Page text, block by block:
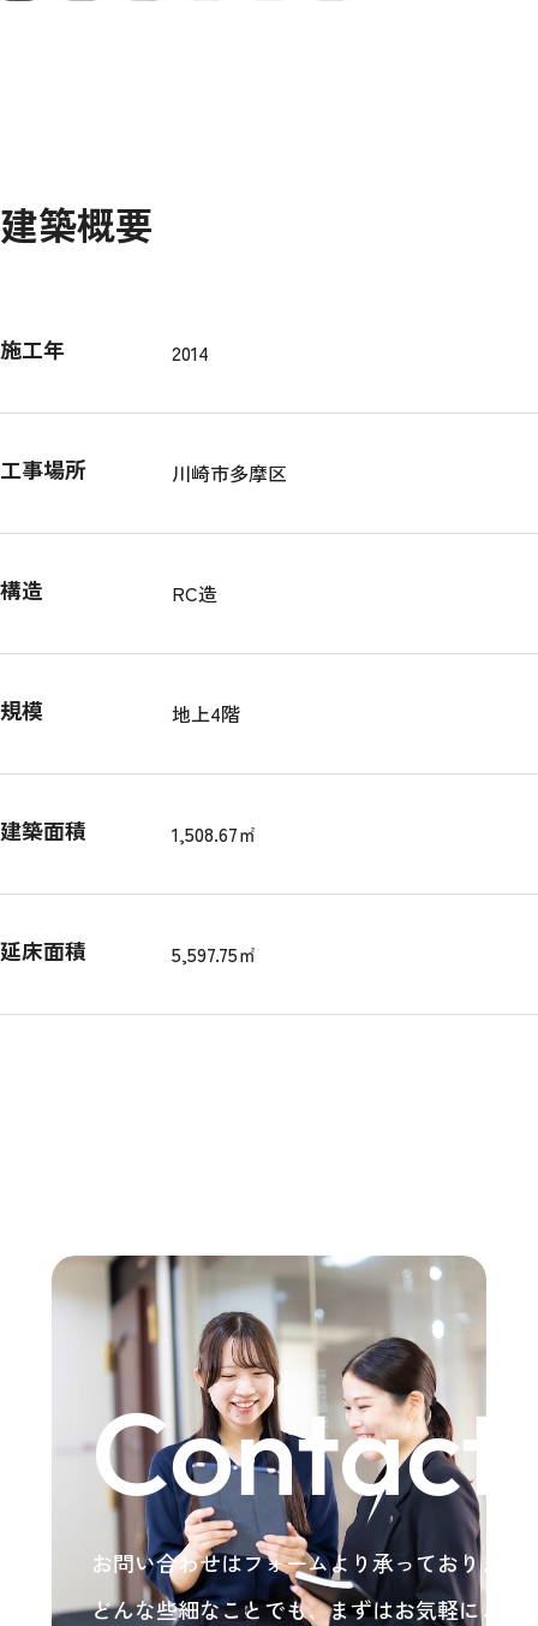
建築概要
施工年 2014
工事場所 川崎市多摩区
構造 RC造
規模 地上4階
建築面積 1,508.67㎡
延床面積 5,597.75㎡
Contact
お問い合わせはフォームより承っております
どんな些細なことでも、まずはお気軽にご相